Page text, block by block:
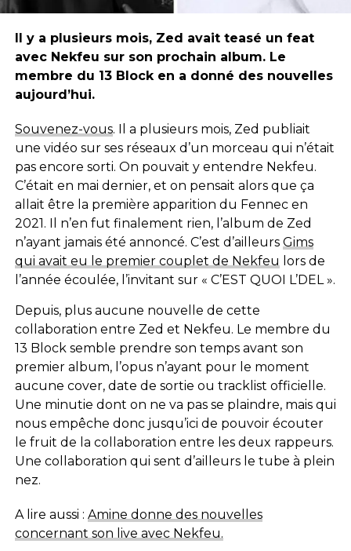
Il y a plusieurs mois, Zed avait teasé un feat
avec Nekfeu sur son prochain album. Le
membre du 13 Block en a donné des nouvelles
aujourd’hui.
Souvenez-vous. Il a plusieurs mois, Zed publiait
une vidéo sur ses réseaux d’un morceau qui n’était
pas encore sorti. On pouvait y entendre Nekfeu.
C’était en mai dernier, et on pensait alors que ça
allait être la première apparition du Fennec en
2021. Il n’en fut finalement rien, l’album de Zed
n’ayant jamais été annoncé. C’est d’ailleurs Gims
qui avait eu le premier couplet de Nekfeu lors de
l’année écoulée, l’invitant sur « C’EST QUOI L’DEL ».
Depuis, plus aucune nouvelle de cette
collaboration entre Zed et Nekfeu. Le membre du
13 Block semble prendre son temps avant son
premier album, l’opus n’ayant pour le moment
aucune cover, date de sortie ou tracklist officielle.
Une minutie dont on ne va pas se plaindre, mais qui
nous empêche donc jusqu’ici de pouvoir écouter
le fruit de la collaboration entre les deux rappeurs.
Une collaboration qui sent d’ailleurs le tube à plein
nez.
A lire aussi : Amine donne des nouvelles
concernant son live avec Nekfeu.